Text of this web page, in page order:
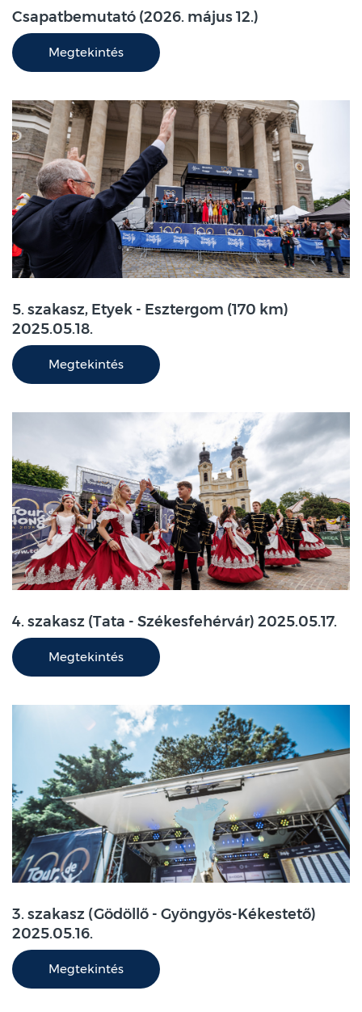
Csapatbemutató (2026. május 12.)
Megtekintés
5. szakasz, Etyek - Esztergom (170 km)
2025.05.18.
Megtekintés
4. szakasz (Tata - Székesfehérvár) 2025.05.17.
Megtekintés
3. szakasz (Gödöllő - Gyöngyös-Kékestető)
2025.05.16.
Megtekintés